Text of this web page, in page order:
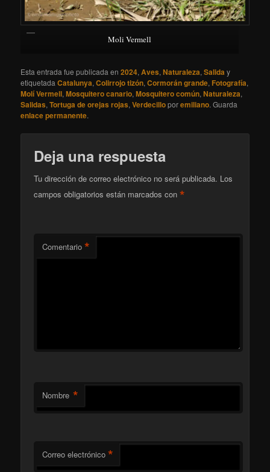
Moli Vermell
Esta entrada fue publicada en2024,Aves,Naturaleza,Salida y
etiquetadaCatalunya,Colirrojo tizón,Cormorán grande, Fotografía,
Molí Vermell,Mosquitero canario,Mosquitero común,Naturaleza,
Salidas,Tortuga de orejas rojas,Verdecilloporemiliano. Guarda
enlace permanente.
Deja una respuesta
Tu dirección de correo electrónico no será publicada. Los
campos obligatorios están marcados con*
Comentario *
Nombre *
Correo electrónico *